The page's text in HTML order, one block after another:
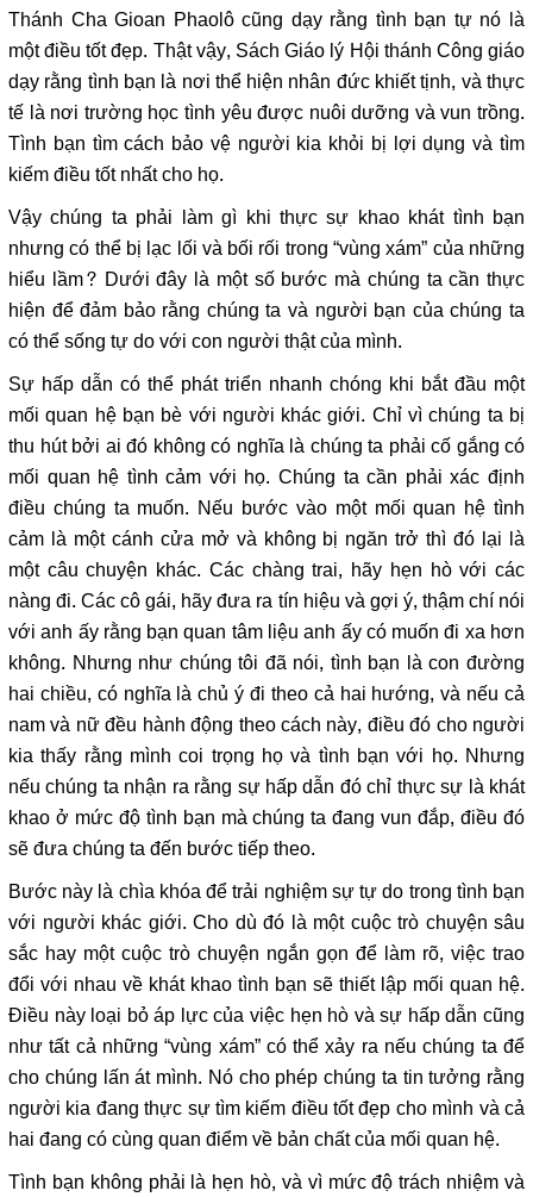
Thánh Cha Gioan Phaolô cũng dạy rằng tình bạn tự nó là
một điều tốt đẹp. Thật vậy, Sách Giáo lý Hội thánh Công giáo
dạy rằng tình bạn là nơi thể hiện nhân đức khiết tịnh, và thực
tế là nơi trường học tình yêu được nuôi dưỡng và vun trồng.
Tình bạn tìm cách bảo vệ người kia khỏi bị lợi dụng và tìm
kiếm điều tốt nhất cho họ.
Vậy chúng ta phải làm gì khi thực sự khao khát tình bạn
nhưng có thể bị lạc lối và bối rối trong “vùng xám” của những
hiểu lầm? Dưới đây là một số bước mà chúng ta cần thực
hiện để đảm bảo rằng chúng ta và người bạn của chúng ta
có thể sống tự do với con người thật của mình.
Sự hấp dẫn có thể phát triển nhanh chóng khi bắt đầu một
mối quan hệ bạn bè với người khác giới. Chỉ vì chúng ta bị
thu hút bởi ai đó không có nghĩa là chúng ta phải cố gắng có
mối quan hệ tình cảm với họ. Chúng ta cần phải xác định
điều chúng ta muốn. Nếu bước vào một mối quan hệ tình
cảm là một cánh cửa mở và không bị ngăn trở thì đó lại là
một câu chuyện khác. Các chàng trai, hãy hẹn hò với các
nàng đi. Các cô gái, hãy đưa ra tín hiệu và gợi ý, thậm chí nói
với anh ấy rằng bạn quan tâm liệu anh ấy có muốn đi xa hơn
không. Nhưng như chúng tôi đã nói, tình bạn là con đường
hai chiều, có nghĩa là chủ ý đi theo cả hai hướng, và nếu cả
nam và nữ đều hành động theo cách này, điều đó cho người
kia thấy rằng mình coi trọng họ và tình bạn với họ. Nhưng
nếu chúng ta nhận ra rằng sự hấp dẫn đó chỉ thực sự là khát
khao ở mức độ tình bạn mà chúng ta đang vun đắp, điều đó
sẽ đưa chúng ta đến bước tiếp theo.
Bước này là chìa khóa để trải nghiệm sự tự do trong tình bạn
với người khác giới. Cho dù đó là một cuộc trò chuyện sâu
sắc hay một cuộc trò chuyện ngắn gọn để làm rõ, việc trao
đổi với nhau về khát khao tình bạn sẽ thiết lập mối quan hệ.
Điều này loại bỏ áp lực của việc hẹn hò và sự hấp dẫn cũng
như tất cả những “vùng xám” có thể xảy ra nếu chúng ta để
cho chúng lấn át mình. Nó cho phép chúng ta tin tưởng rằng
người kia đang thực sự tìm kiếm điều tốt đẹp cho mình và cả
hai đang có cùng quan điểm về bản chất của mối quan hệ.
Tình bạn không phải là hẹn hò, và vì mức độ trách nhiệm và